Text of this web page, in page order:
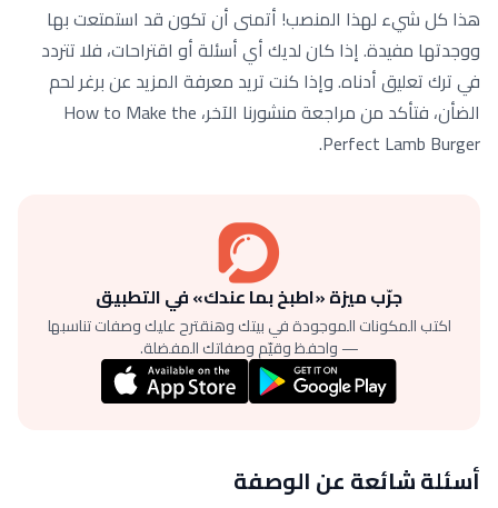
هذا كل شيء لهذا المنصب! أتمنى أن تكون قد استمتعت بها
ووجدتها مفيدة. إذا كان لديك أي أسئلة أو اقتراحات، فلا تتردد
في ترك تعليق أدناه. وإذا كنت تريد معرفة المزيد عن برغر لحم
الضأن، فتأكد من مراجعة منشورنا الآخر، How to Make the
Perfect Lamb Burger.
جرّب ميزة «اطبخ بما عندك» في التطبيق
اكتب المكونات الموجودة في بيتك وهنقترح عليك وصفات تناسبها
— واحفظ وقيّم وصفاتك المفضلة.
أسئلة شائعة عن الوصفة